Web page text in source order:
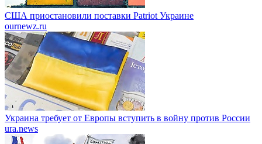
США приостановили поставки Patriot Украине
ournewz.ru
Украина требует от Европы вступить в войну против России
ura.news